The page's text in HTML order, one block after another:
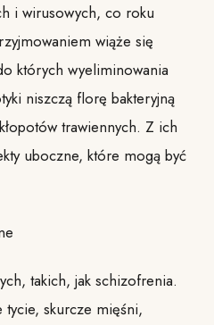
i wirusowych, co roku
wiąże się
których wyeliminowania
niszczą florę bakteryjną
trawiennych. Z ich
uboczne, które mogą być
takich, jak schizofrenia.
tycie, skurcze mięśni,